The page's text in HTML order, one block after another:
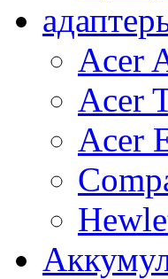
Acer
Acer
Acer